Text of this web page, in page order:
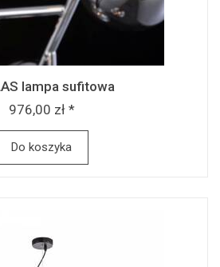
lampa sufitowa
976,00 zł *
Do koszyka